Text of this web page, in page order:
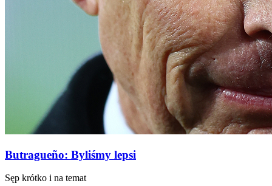
Butragueño: Byliśmy lepsi
Sęp krótko i na temat